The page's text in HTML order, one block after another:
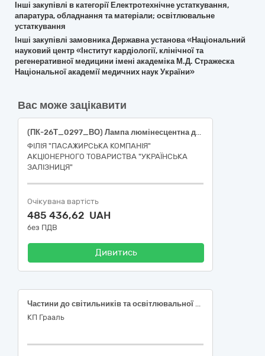
Інші закупівлі в категорії Електротехнічне устаткування,
апаратура, обладнання та матеріали; освітлювальне
устаткування
Інші закупівлі замовника Державна установа «Національний
науковий центр «Інститут кардіології, клінічної та
регенеративної медицини імені академіка М.Д. Стражеска
Національної академії медичних наук України»
Вас може зацікавити
(ПК-26Т_0297_ВО) Лампа люмінесцентна двоцокольна
ФІЛІЯ "ПАСАЖИРСЬКА КОМПАНІЯ"
АКЦІОНЕРНОГО ТОВАРИСТВА "УКРАЇНСЬКА
ЗАЛІЗНИЦЯ"
Очікувана вартість
485 436,62 UAH
без ПДВ
Дивитись
Частини до світильників та освітлювальної арматури
КП Грааль